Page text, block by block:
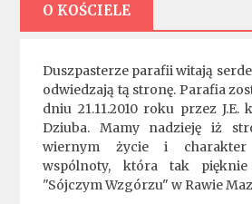
O KOŚCIELE
Duszpasterze parafii witają
odwiedzają tą stronę. Parafia
dniu 21.11.2010 roku przez J.E.
Dziuba. Mamy nadzieję iż
wiernym życie i charakter
wspólnoty, która tak
"Sójczym Wzgórzu" w Rawie